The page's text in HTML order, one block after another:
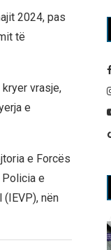
2024, pas
të
vrasje,
e
e Forcës
Policia e
nën